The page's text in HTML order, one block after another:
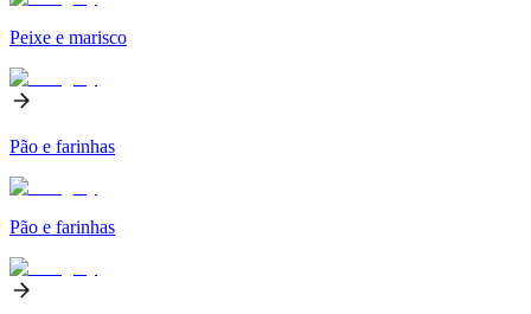
Peixe e marisco
Pão e farinhas
Pão e farinhas